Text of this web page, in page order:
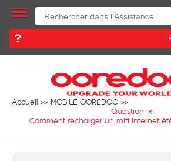
Accueil
MOBILE OOREDOO
Question: «
Comment recharger un mifi internet